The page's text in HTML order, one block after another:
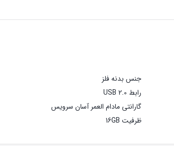
جنس بدنه فلز
رابط USB 2.0
گارانتی مادام العمر آسان سرویس
ظرفیت 16GB